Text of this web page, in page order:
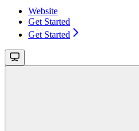
Website
Get Started
Get Started